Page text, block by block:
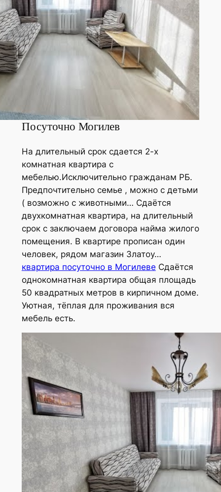
Посуточно Могилев
На длительный срок сдается 2-х
комнатная квартира с
мебелью.Исключительно гражданам РБ.
Предпочтительно семье , можно с детьми
( возможно с животными… Сдаётся
двухкомнатная квартира, на длительный
срок с заключаем договора найма жилого
помещения. В квартире прописан один
человек, рядом магазин Златоу…
квартира посуточно в Могилеве Сдаётся
однокомнатная квартира общая площадь
50 квадратных метров в кирпичном доме.
Уютная, тёплая для проживания вся
мебель есть.